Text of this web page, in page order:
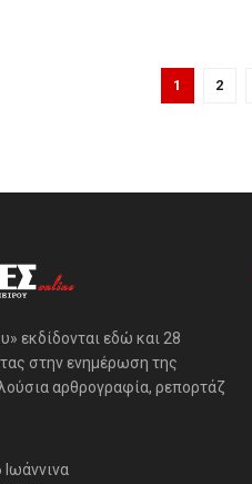
1 2
εκδίδονται εδώ και 28
στην ενημέρωση της
αρθρογραφία, ρεπορτάζ